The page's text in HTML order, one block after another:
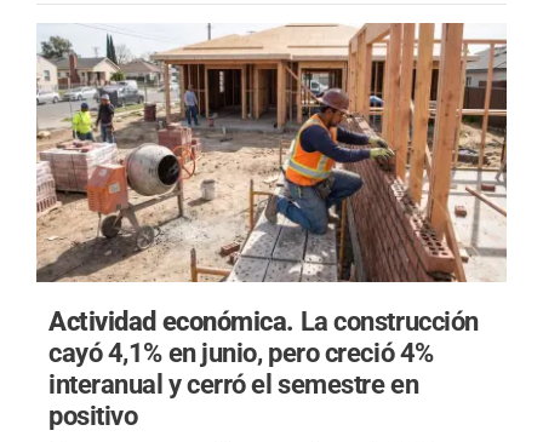
Actividad económica. La construcción
cayó 4,1% en junio, pero creció 4%
interanual y cerró el semestre en
positivo